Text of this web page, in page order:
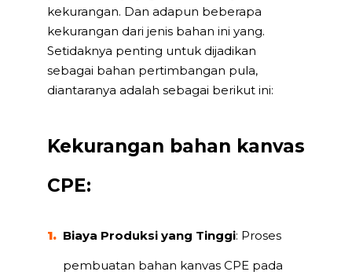
kekurangan. Dan adapun beberapa
kekurangan dari jenis bahan ini yang.
Setidaknya penting untuk dijadikan
sebagai bahan pertimbangan pula,
diantaranya adalah sebagai berikut ini:
Kekurangan bahan kanvas
CPE:
Biaya Produksi yang Tinggi: Proses
pembuatan bahan kanvas CPE pada